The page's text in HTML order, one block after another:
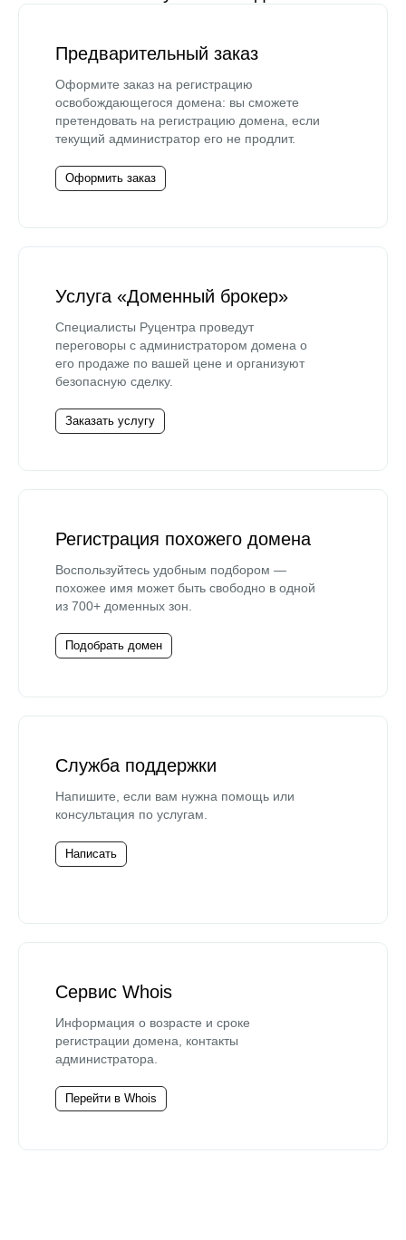
Предварительный заказ
Оформите заказ на регистрацию
освобождающегося домена: вы сможете
претендовать на регистрацию домена, если
текущий администратор его не продлит.
Оформить заказ
Услуга «Доменный брокер»
Специалисты Руцентра проведут
переговоры с администратором домена о
его продаже по вашей цене и организуют
безопасную сделку.
Заказать услугу
Регистрация похожего домена
Воспользуйтесь удобным подбором —
похожее имя может быть свободно в одной
из 700+ доменных зон.
Подобрать домен
Служба поддержки
Напишите, если вам нужна помощь или
консультация по услугам.
Написать
Сервис Whois
Информация о возрасте и сроке
регистрации домена, контакты
администратора.
Перейти в Whois